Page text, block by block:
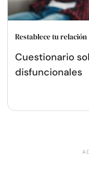
Restablece tu relación
Cuestionario
disfuncionales